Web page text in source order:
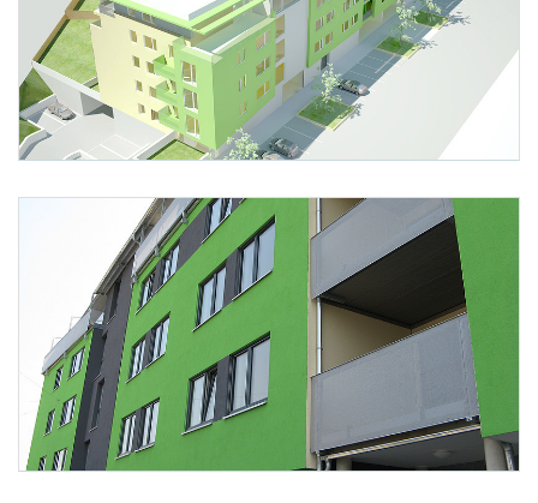
Foto 1: Architekt Werner Hackermüller